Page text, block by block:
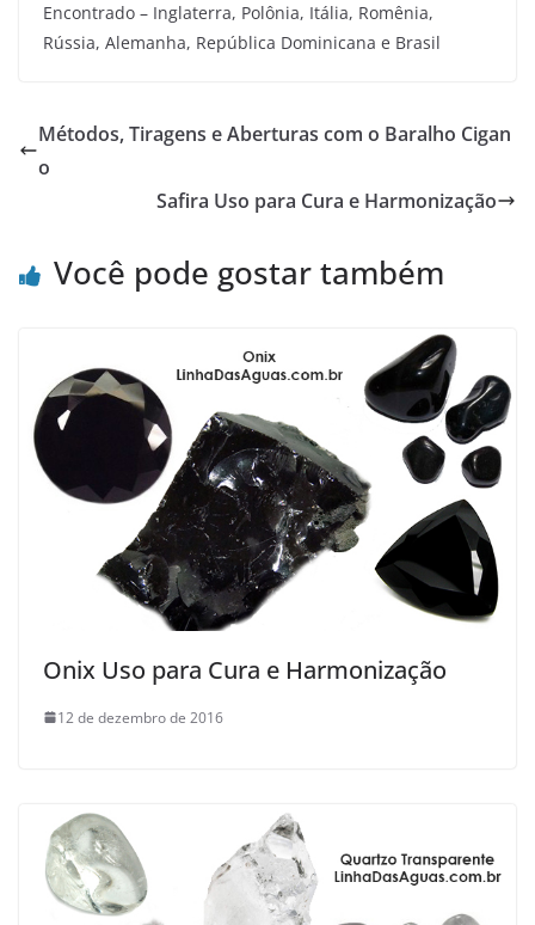
Encontrado – Inglaterra, Polônia, Itália, Romênia,
Rússia, Alemanha, República Dominicana e Brasil
Métodos, Tiragens e Aberturas com o Baralho Cigan
o
Safira Uso para Cura e Harmonização
Você pode gostar também
Onix Uso para Cura e Harmonização
12 de dezembro de 2016